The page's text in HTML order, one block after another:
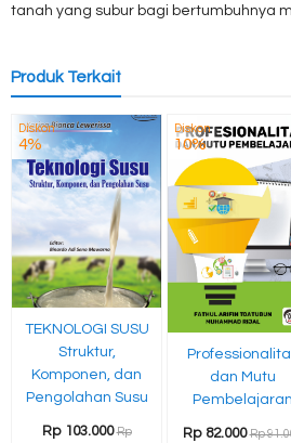
tanah yang subur bagi bertumbuhnya
Produk Terkait
Diskon
4%
TEKNOLOGI SUSU
Struktur,
Komponen, dan
Pengolahan Susu
Rp 103.000 Rp
Diskon
10%
dan Mutu
Pembelajaran
Rp 82.000 Rp